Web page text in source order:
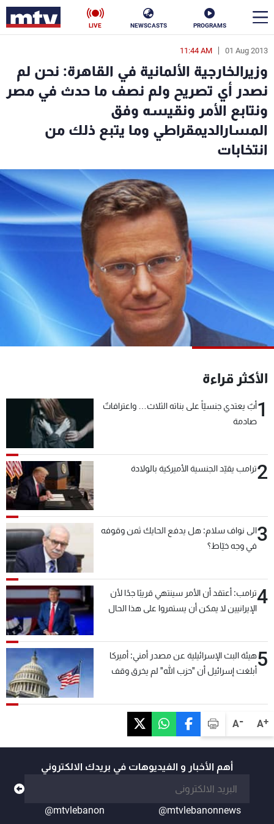
PROGRAMS
NEWSCASTS
LIVE
A+
A-
01 Aug 2013
11:44 AM
وزيرالخارجية الألمانية في القاهرة: نحن لم
نصدر أي تصريح ولم نصف ما حدث في مصر
ونتابع الأمر ونقيسه وفق
المسارالديمقراطي وما يتبع ذلك من
انتخابات
الأكثر قراءة
1أبٌ يعتدي جنسيّاً على بناته الثلاث… واعترافاتٌ
صادمة
2ترامب يقيّد الجنسية الأميركية بالولادة
3الى نواف سلام: هل يدفع الحايك ثمن وقوفه
في وجه خيّاط؟
4ترامب: أعتقد أن الأمر سينتهي قريبًا جدًا لأن
الإيرانيين لا يمكن أن يستمروا على هذا الحال
5هيئة البث الإسرائيلية عن مصدر أمني: أميركا
أبلغت إسرائيل أن "حزب الله" لم يخرق وقف
أهم الأخبار و الفيديوهات في بريدك الالكتروني
@mtvlebanonnews
@mtvlebanon
en
الأخبار
سياسة ناس
فن
منوعات رياضة
كأس العالم
البرامج
جدول البرامج
شاهد البرامج
الترددات
عن MTV
لاعلاناتكم
وظائف